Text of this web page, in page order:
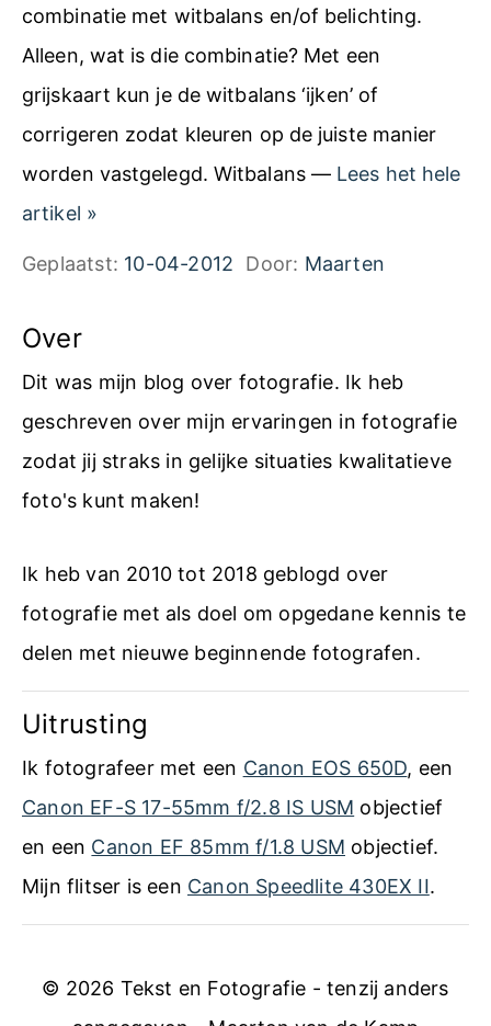
combinatie met witbalans en/of belichting.
Alleen, wat is die combinatie? Met een
grijskaart kun je de witbalans ‘ijken’ of
corrigeren zodat kleuren op de juiste manier
worden vastgelegd. Witbalans — Lees het hele
artikel G
e
k
e
n
g
r
i
j
s
k
a
a
r
v
»
Geplaatst: 10-04-2012 Door: Maarten
Over
Dit was mijn blog over fotografie. Ik heb
geschreven over mijn ervaringen in fotografie
zodat jij straks in gelijke situaties kwalitatieve
foto's kunt maken!
Ik heb van 2010 tot 2018 geblogd over
fotografie met als doel om opgedane kennis te
delen met nieuwe beginnende fotografen.
Uitrusting
Ik fotografeer met een Canon EOS 650D, een
Canon EF-S 17-55mm f/2.8 IS USM objectief
en een Canon EF 85mm f/1.8 USM objectief.
Mijn flitser is een Canon Speedlite 430EX II.
© 2026 Tekst en Fotografie - tenzij anders